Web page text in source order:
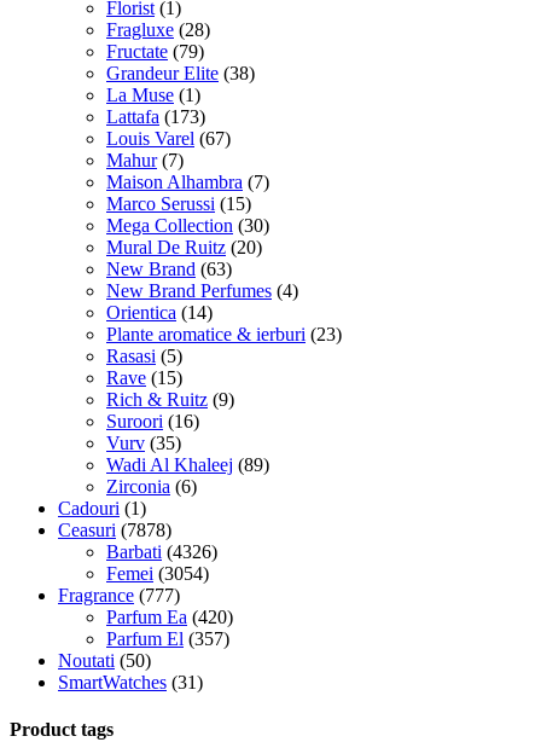
Florist (1)
Fragluxe (28)
Fructate (79)
Grandeur Elite (38)
La Muse (1)
Lattafa (173)
Louis Varel (67)
Mahur (7)
Maison Alhambra (7)
Marco Serussi (15)
Mega Collection (30)
Mural De Ruitz (20)
New Brand (63)
New Brand Perfumes (4)
Orientica (14)
Plante aromatice & ierburi (23)
Rasasi (5)
Rave (15)
Rich & Ruitz (9)
Suroori (16)
Vurv (35)
Wadi Al Khaleej (89)
Zirconia (6)
Cadouri (1)
Ceasuri (7878)
Barbati (4326)
Femei (3054)
Fragrance (777)
Parfum Ea (420)
Parfum El (357)
Noutati (50)
SmartWatches (31)
Product tags